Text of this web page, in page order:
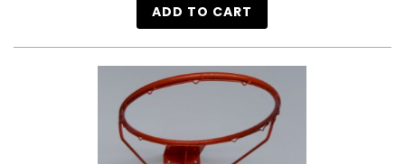
ADD TO CART